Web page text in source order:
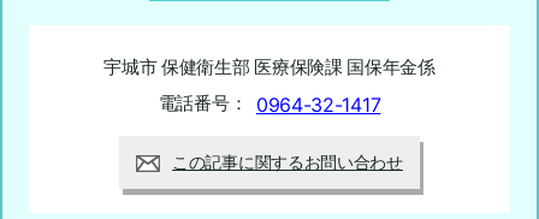
宇城市 保健衛生部 医療保険課 国保年金係
電話番号：
0964-32-1417
この記事に関するお問い合わせ